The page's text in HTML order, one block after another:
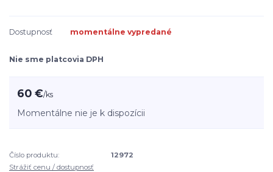
Dostupnosť momentálne vypredané
Nie sme platcovia DPH
60 €/ks
Momentálne nie je k dispozícii
Číslo produktu:
12972
Strážiť cenu / dostupnosť